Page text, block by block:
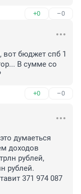
+0 –0
вот бюджет спб 1
В сумме со
+0 –0
думаеться
доходов
рублей,
рублей.
371 974 087